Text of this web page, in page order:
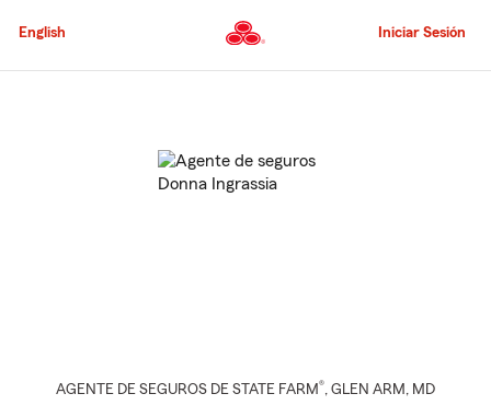
al
principal
English Iniciar Sesión
AGENTE DE SEGUROS DE STATE FARM®, GLEN ARM , MD